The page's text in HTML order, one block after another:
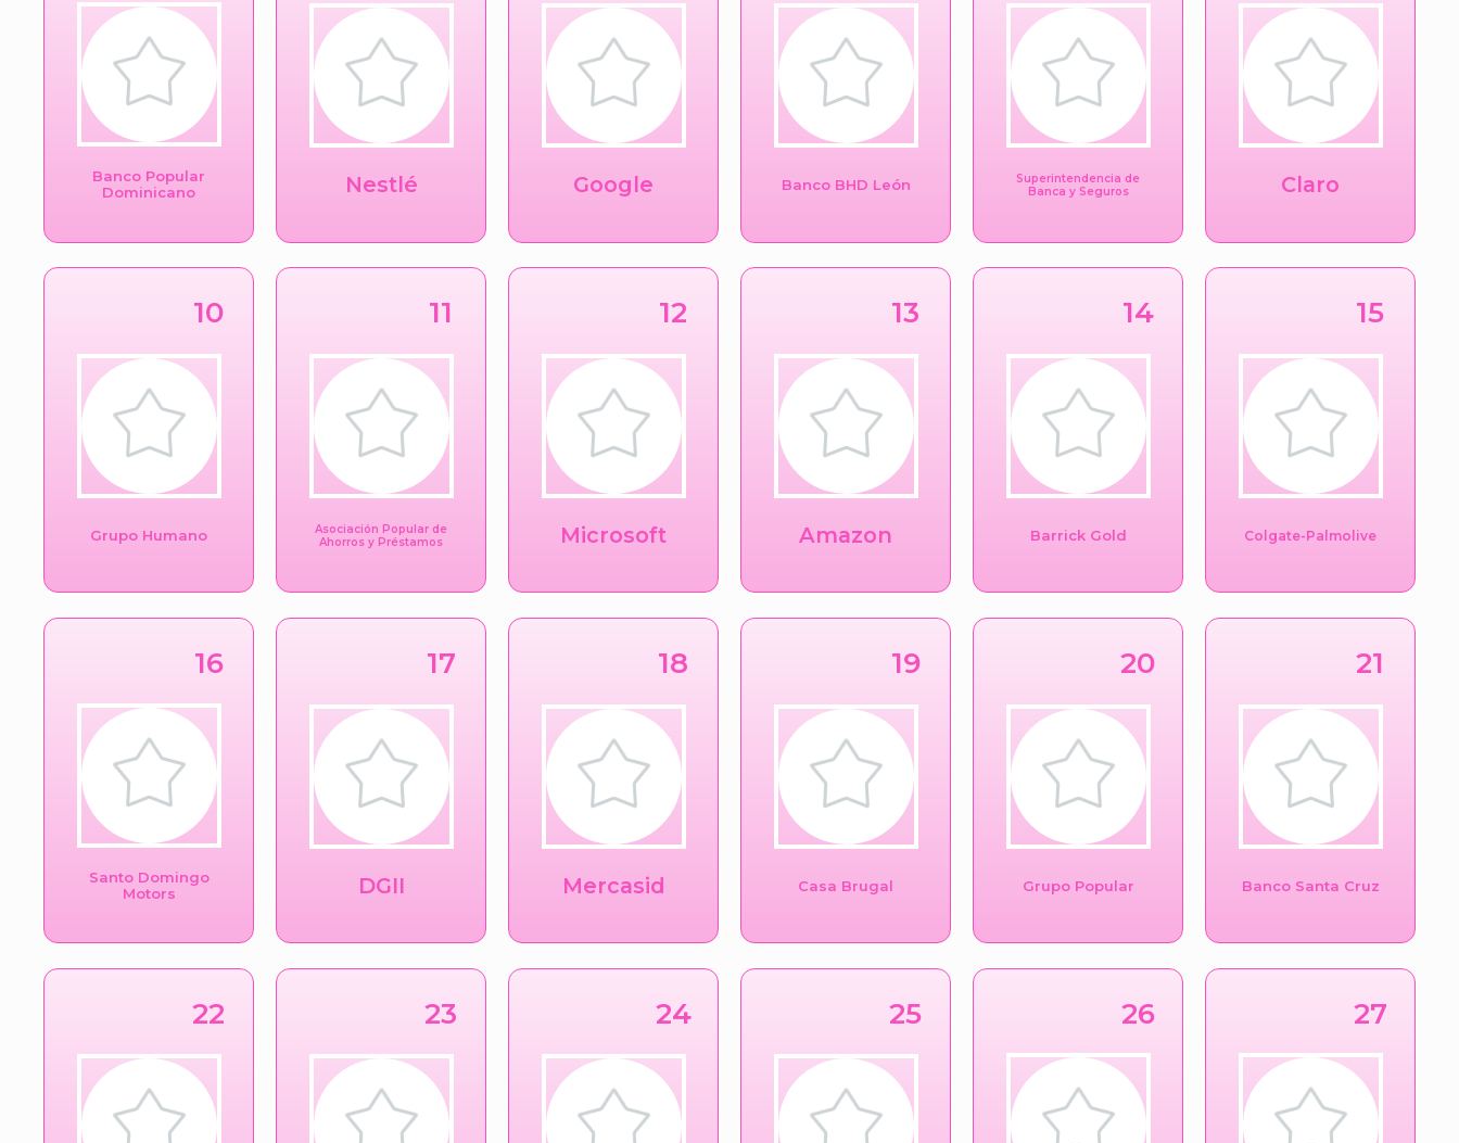
Banco Popular
Dominicano
Nestlé Google Banco BHD León
Superintendencia de
Banca y Seguros
Claro
10
Grupo Humano
11
Asociación Popular de
Ahorros y Préstamos
12
Microsoft
13
Amazon
14
Barrick Gold
15
Colgate-Palmolive
16
Santo Domingo
Motors
17
DGII
18
Mercasid
19
Casa Brugal
20
Grupo Popular
21
Banco Santa Cruz
22 23 24 25 26 27